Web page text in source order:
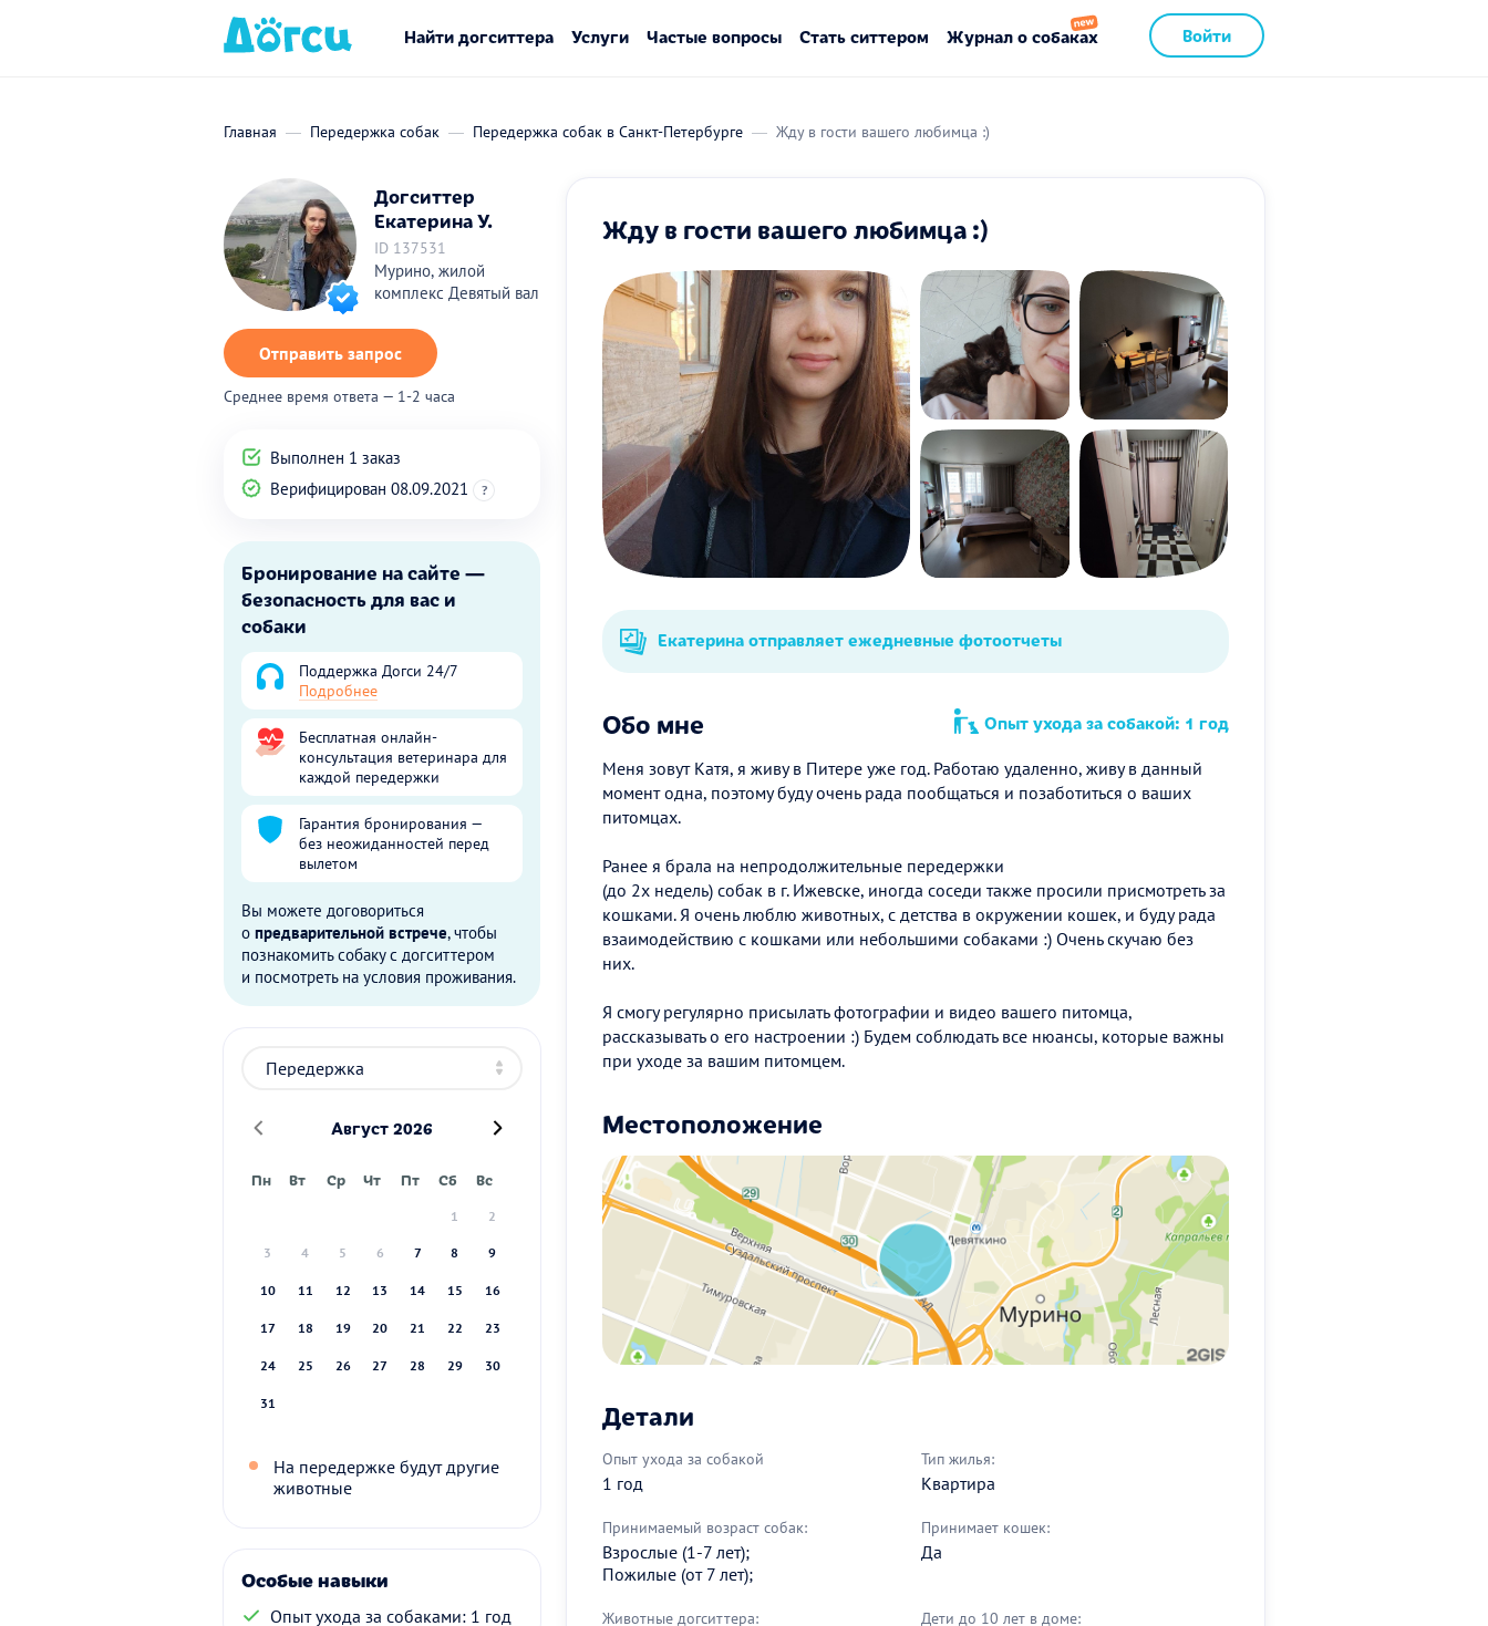
Войти
Найти догситтера Услуги Частые вопросы Стать ситтером Журнал о собаках
Главная Передержка собак Передержка собак в Санкт-Петербурге Жду в гости вашего любимца :)
Догситтер
Екатерина У.
ID 137531
Мурино, жилой
комплекс Девятый вал
Отправить запрос
Среднее время ответа — 1-2 часа
Выполнен 1 заказ
Верифицирован 08.09.2021
?
Бронирование на сайте —
безопасность для вас и
собаки
Поддержка Догси 24/7
Подробнее
Бесплатная онлайн-
консультация ветеринара для
каждой передержки
Гарантия бронирования —
без неожиданностей перед
вылетом
Вы можете договориться
о предварительной встрече, чтобы
познакомить собаку с догситтером
и посмотреть на условия проживания.
Август 2026
Пн Вт Ср Чт Пт Сб Вс
1 2
3 4 5 6 7 8 9
10 11 12 13 14 15 16
17 18 19 20 21 22 23
24 25 26 27 28 29 30
31
На передержке будут другие
животные
Особые навыки
Опыт ухода за собаками: 1 год
Жду в гости вашего любимца :)
Екатерина отправляет ежедневные фотоотчеты
Обо мне Опыт ухода за собакой: 1 год
Меня зовут Катя, я живу в Питере уже год. Работаю удаленно, живу в данный
момент одна, поэтому буду очень рада пообщаться и позаботиться о ваших
питомцах.
Ранее я брала на непродолжительные передержки
(до 2х недель) собак в г. Ижевске, иногда соседи также просили присмотреть за
кошками. Я очень люблю животных, с детства в окружении кошек, и буду рада
взаимодействию с кошками или небольшими собаками :) Очень скучаю без
них.
Я смогу регулярно присылать фотографии и видео вашего питомца,
рассказывать о его настроении :) Будем соблюдать все нюансы, которые важны
при уходе за вашим питомцем.
Местоположение
Детали
Опыт ухода за собакой
1 год
Тип жилья:
Квартира
Принимаемый возраст собак:
Взрослые (1-7 лет);
Пожилые (от 7 лет);
Принимает кошек:
Да
Животные догситтера: Дети до 10 лет в доме: